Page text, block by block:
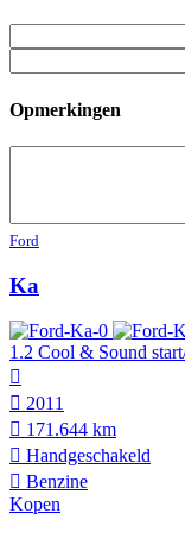
Opmerkingen
Ford
Ka
1.2 Cool & Sound
2011
171.644 km
Hand­geschakeld
Benzine
Kopen